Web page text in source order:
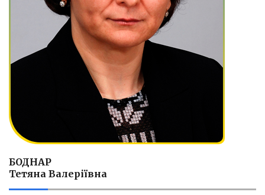
БОДНАР
Тетяна Валеріївна